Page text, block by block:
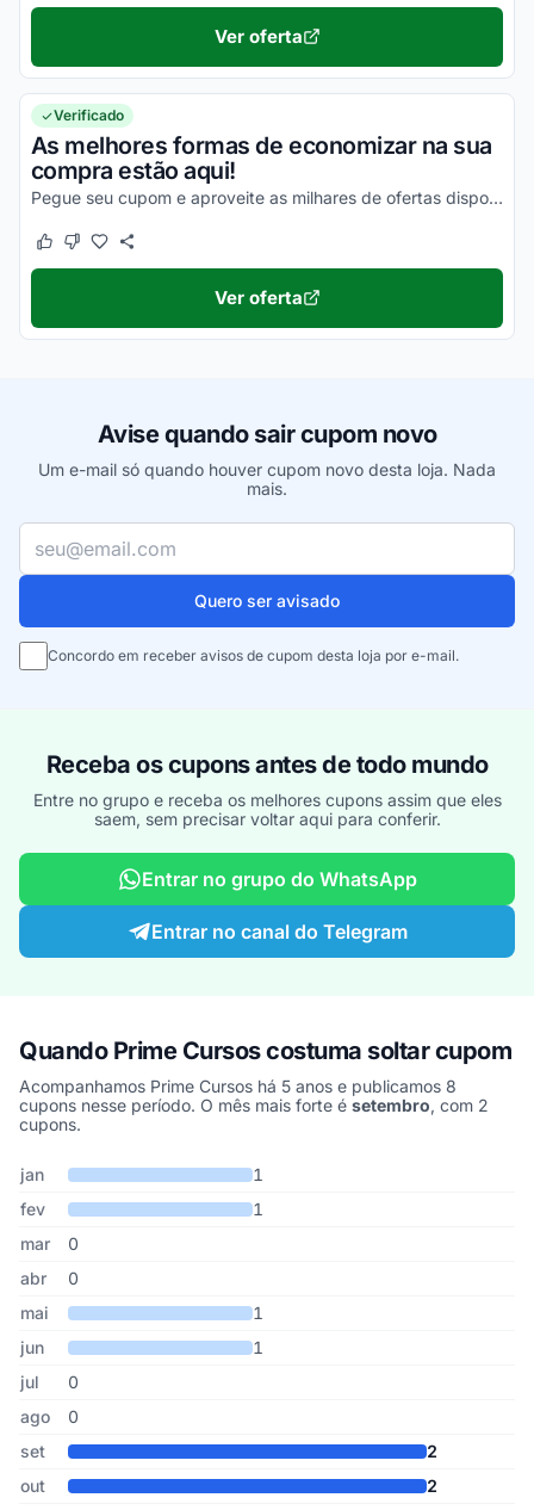
Ver oferta
Verificado
As melhores formas de economizar na sua
compra estão aqui!
Pegue seu cupom e aproveite as milhares de ofertas disponíveis que você só encontra aqui!
Este cupom funcionou
Este cupom não funcionou
Ver oferta
Avise quando sair cupom novo
Um e-mail só quando houver cupom novo desta loja. Nada
mais.
Seu e-mail
Quero ser avisado
Concordo em receber avisos de cupom desta loja por e-mail.
Receba os cupons antes de todo mundo
Entre no grupo e receba os melhores cupons assim que eles
saem, sem precisar voltar aqui para conferir.
Entrar no grupo do WhatsApp
Entrar no canal do Telegram
Quando Prime Cursos costuma soltar cupom
Acompanhamos Prime Cursos há 5 anos e publicamos 8
cupons nesse período. O mês mais forte é setembro, com 2
cupons.
Cupons de Prime Cursos publicados por mês, somando os
Mês Cupons publicadosDesconto médio
jan
1
fev
1
mar
0
abr
0
mai
1
jun
1
jul
0
ago
0
set
2
out
2